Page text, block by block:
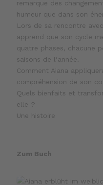
remarque des
humeur que dans son
Lors de sa rencontre
apprend que son cycle
quatre phases, chacune
saisons de l‘année.
Comment Aiana
compréhension de son
Quels bienfaits et
elle ?
Une histoire
Zum Buch